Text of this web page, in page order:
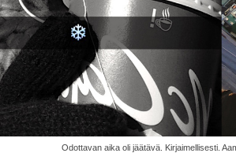
Odottavan aika oli jäätävä. Kirjaimellisesti.